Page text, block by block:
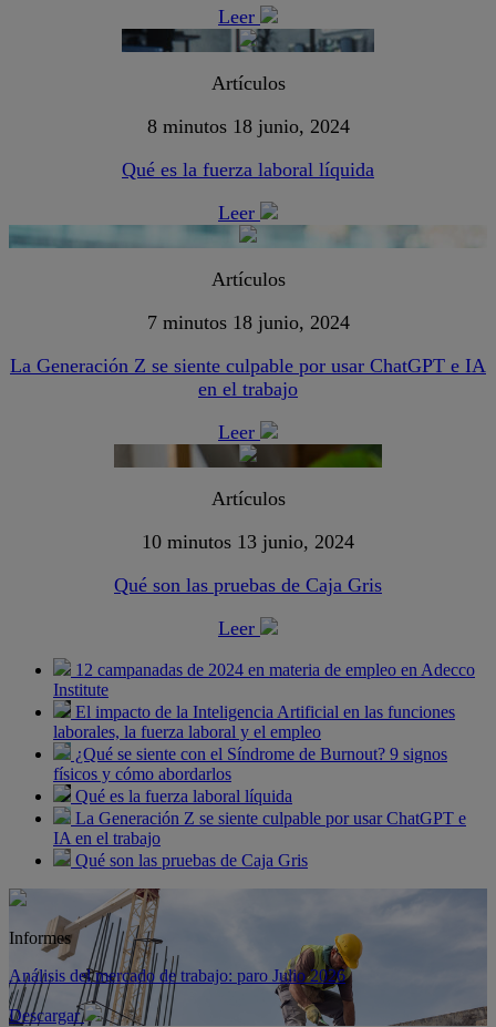
Leer
Artículos
8 minutos 18 junio, 2024
Qué es la fuerza laboral líquida
Leer
Artículos
7 minutos 18 junio, 2024
La Generación Z se siente culpable por usar ChatGPT e IA
en el trabajo
Leer
Artículos
10 minutos 13 junio, 2024
Qué son las pruebas de Caja Gris
Leer
12 campanadas de 2024 en materia de empleo en Adecco
Institute
El impacto de la Inteligencia Artificial en las funciones
laborales, la fuerza laboral y el empleo
¿Qué se siente con el Síndrome de Burnout? 9 signos
físicos y cómo abordarlos
Qué es la fuerza laboral líquida
La Generación Z se siente culpable por usar ChatGPT e
IA en el trabajo
Qué son las pruebas de Caja Gris
Informes
Análisis del mercado de trabajo: paro Julio 2026
Descargar